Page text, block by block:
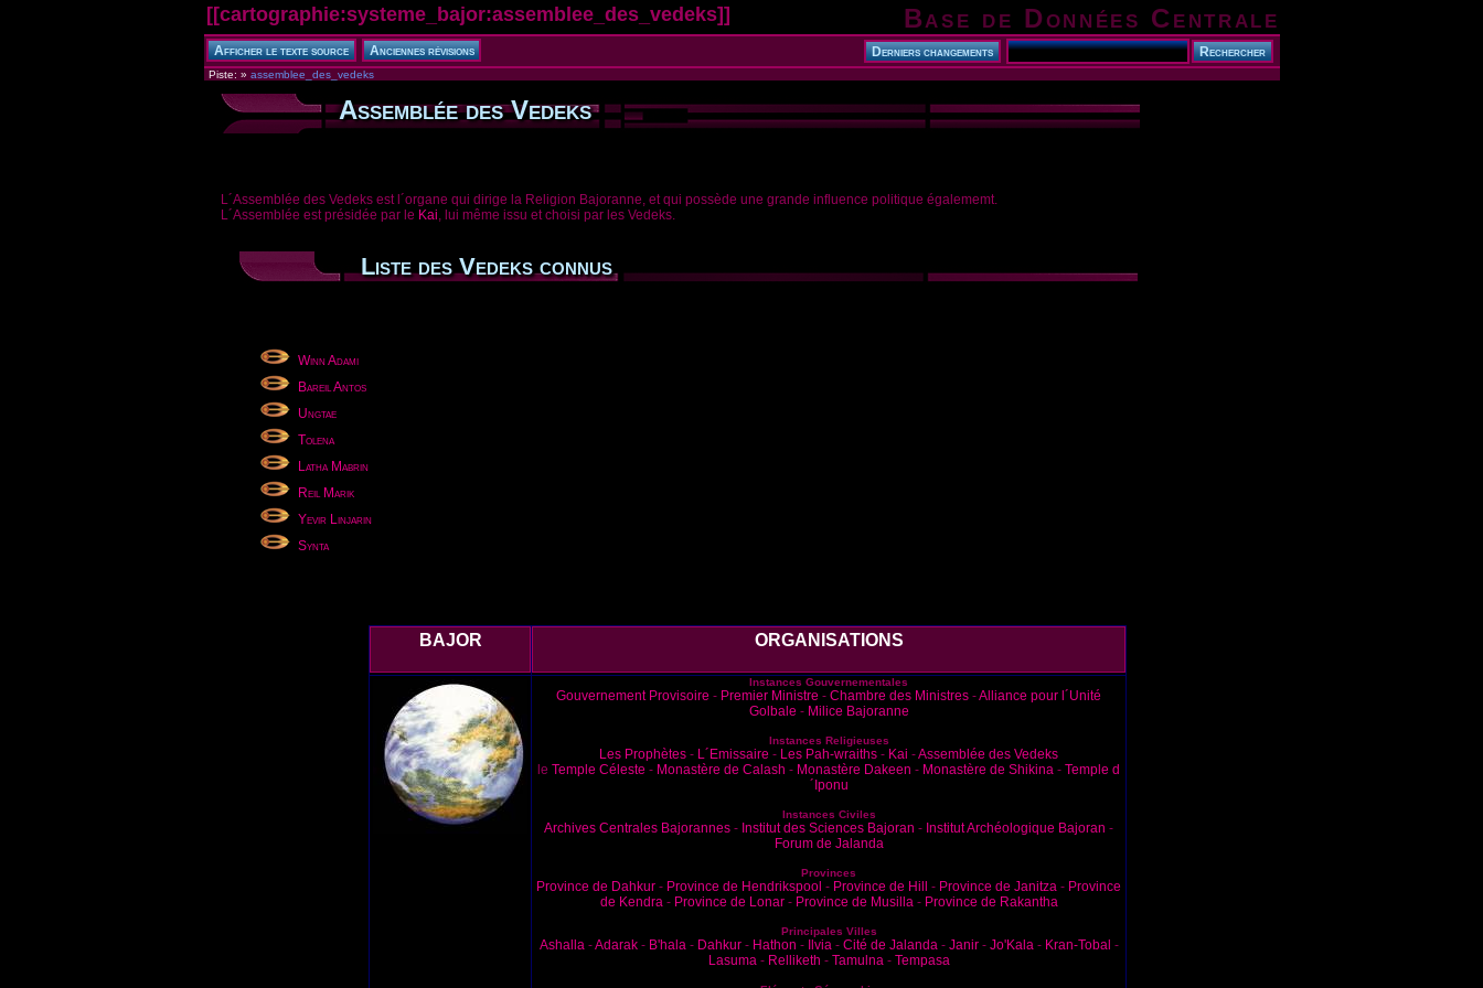
[[cartographie:systeme_bajor:assemblee_des_vedeks]] Base de Données Centrale
Piste: » assemblee_des_vedeks
Assemblée des Vedeks
L´Assemblée des Vedeks est l´organe qui dirige la Religion Bajoranne, et qui possède une grande influence politique égalememt.
L´Assemblée est présidée par le Kai, lui même issu et choisi par les Vedeks.
Liste des Vedeks connus
Winn Adami
Bareil Antos
Ungtae
Tolena
Latha Mabrin
Reil Marik
Yevir Linjarin
Synta
BAJOR ORGANISATIONS
Instances Gouvernementales
Gouvernement Provisoire - Premier Ministre - Chambre des Ministres -Alliance pour l´Unité
Golbale - Milice Bajoranne
Instances Religieuses
Les Prophètes - L´Emissaire - Les Pah-wraiths - Kai -Assemblée des Vedeks
le Temple Céleste - Monastère de Calash - Monastère Dakeen - Monastère de Shikina - Temple d
´Iponu
Instances Civiles
Archives Centrales Bajorannes - Institut des Sciences Bajoran - Institut Archéologique Bajoran -
Forum de Jalanda
Provinces
Province de Dahkur - Province de Hendrikspool - Province de Hill - Province de Janitza - Province
de Kendra- Province de Lonar- Province de Musilla- Province de Rakantha
Principales Villes
Ashalla-Adarak- B'hala- Dahkur- Hathon - Ilvia- Cité de Jalanda- Janir- Jo'Kala- Kran-Tobal -
Lasuma- Relliketh - Tamulna- Tempasa